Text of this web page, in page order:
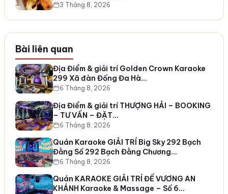
3 Tháng 8, 2026
Bài liên quan
Địa Điểm & giải trí Golden Crown Karaoke
299 Xã đàn Đống Đa Hà…
6 Tháng 8, 2026
Địa Điểm & giải trí THƯỢNG HẢI – BOOKING
– TƯ VẤN – ĐẶT…
6 Tháng 8, 2026
Quán Karaoke GIẢI TRÍ Big Sky 292 Bạch
Đằng Số 292 Bạch Đằng Chương…
6 Tháng 8, 2026
Quán KARAOKE GIẢI TRÍ ĐẾ VƯƠNG AN
KHÁNH Karaoke & Massage – Số 6…